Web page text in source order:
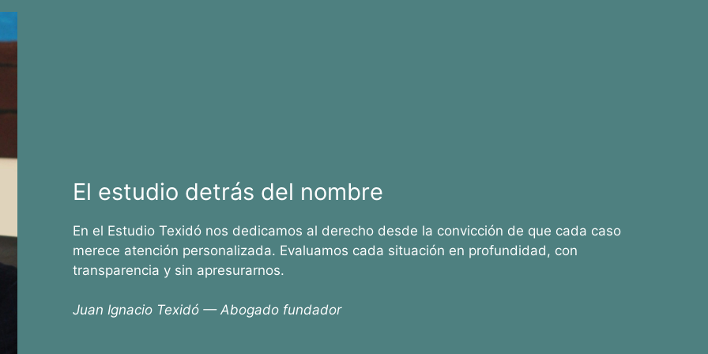
El estudio detrás del nombre
En el Estudio Texidó nos dedicamos al derecho desde la convicción de que cada caso
merece atención personalizada. Evaluamos cada situación en profundidad, con
transparencia y sin apresurarnos.
Juan Ignacio Texidó — Abogado fundador